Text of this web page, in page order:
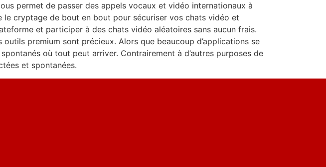
permet de passer des appels vocaux et vidéo internationaux à
le cryptage de bout en bout pour sécuriser vos chats vidéo et
et participer à des chats vidéo aléatoires sans aucun frais.
premium sont précieux. Alors que beaucoup d’applications se
où tout peut arriver. Contrairement à d’autres purposes de
et spontanées.